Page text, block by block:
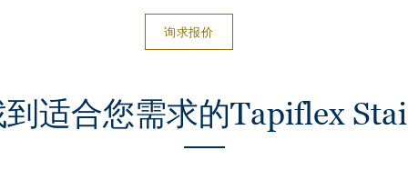
询求报价
适合您需求的Tapiflex